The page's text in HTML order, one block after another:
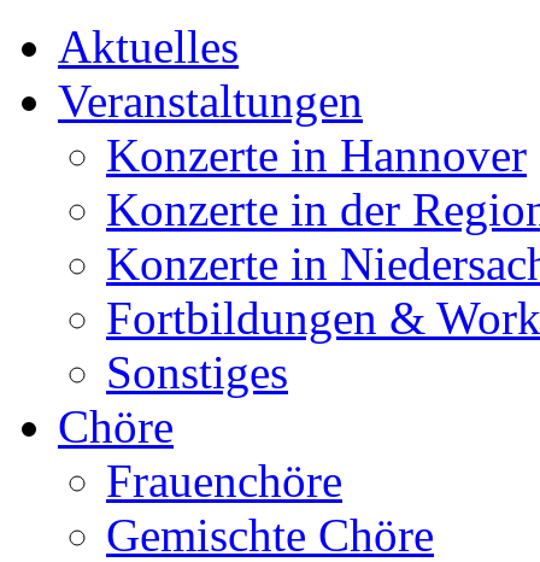
Aktuelles
Veranstaltungen
Konzerte in Hannover
Konzerte in der
Konzerte in
Fortbildungen &
Sonstiges
Chöre
Frauenchöre
Gemischte Chöre